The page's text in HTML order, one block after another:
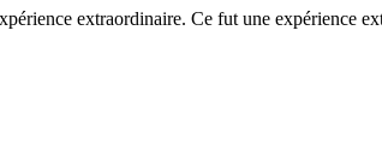
extraordinaire. Ce fut une expérience